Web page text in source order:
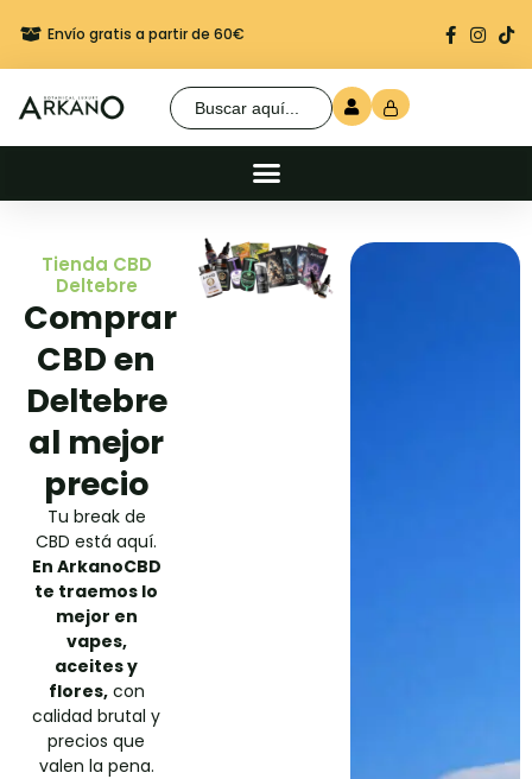
Envío gratis a partir de 60€ Regalo seguro en cada
Buscar:
Tienda CBD
Deltebre
Comprar
CBD en
Deltebre
al mejor
precio
Tu break de
CBD está aquí.
En ArkanoCBD
te traemos lo
mejor en
vapes,
aceites y
flores,con
calidad brutal y
precios que
valen la pena.